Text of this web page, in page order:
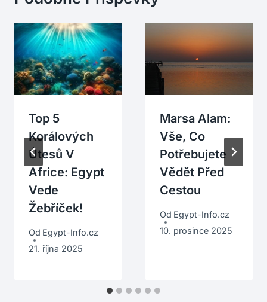
Top 5
Korálových
Útesů V
Africe: Egypt
Vede
Žebříček!
Od Egypt-Info.cz
21. října 2025
Marsa Alam:
Vše, Co
Potřebujete
Vědět Před
Cestou
Od Egypt-Info.cz
10. prosince 2025